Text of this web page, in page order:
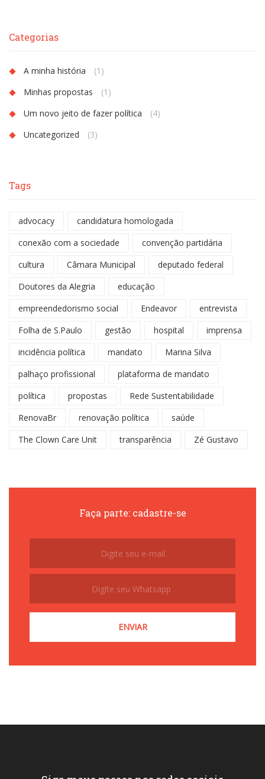
Categorias
A minha história
(1)
Minhas propostas
(1)
Um novo jeito de fazer política
(4)
Uncategorized
(3)
Tags
advocacy
candidatura homologada
conexão com a sociedade
convenção partidária
cultura
Câmara Municipal
deputado federal
Doutores da Alegria
educação
empreendedorismo social
Endeavor
entrevista
Folha de S.Paulo
gestão hospital
imprensa
incidência política
mandato
Marina Silva
palhaço profissional
plataforma de mandato
política
propostas
Rede Sustentabilidade
RenovaBr
renovação política
saúde
The Clown Care Unit
transparência Zé Gustavo
Faça parte: cadastre-se